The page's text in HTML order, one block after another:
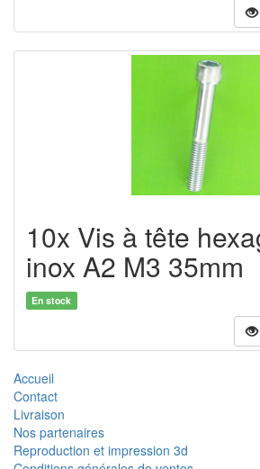
10x Vis à tête
inox A2 M3 35mm
En stock
Accueil
Contact
Livraison
Nos partenaires
Reproduction et impression 3d